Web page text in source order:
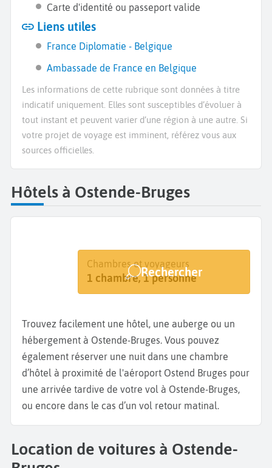
Carte d'identité ou passeport valide
Liens utiles
France Diplomatie - Belgique
Ambassade de France en Belgique
Les informations de cette rubrique sont données à titre
indicatif uniquement. Elles sont susceptibles d’évoluer à
tout instant et peuvent varier d’une région à une autre. Si
votre projet de voyage est imminent, référez vous aux
sources officielles.
Hôtels à Ostende-Bruges
Destination
Ostende-Bruges
Dates
Dates de votre séjour
Chambres et voyageurs
1 chambre, 1 personne
Rechercher
Trouvez facilement une hôtel, une auberge ou un
hébergement à Ostende-Bruges. Vous pouvez
également réserver une nuit dans une chambre
d’hôtel à proximité de l'aéroport Ostend Bruges pour
une arrivée tardive de votre vol à Ostende-Bruges,
ou encore dans le cas d’un vol retour matinal.
Location de voitures à Ostende-